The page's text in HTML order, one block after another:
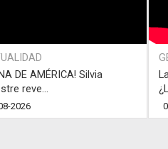
DE AMÉRICA! Silvia
reve...
2026